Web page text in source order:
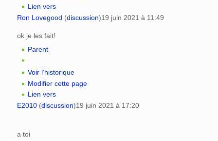
Lien vers
Ron Lovegood (discussion)19 juin 2021 à 11:49
ok je les fait!
Parent
Voir l’historique
Modifier cette page
Lien vers
E2010 (discussion)19 juin 2021 à 17:20
a toi